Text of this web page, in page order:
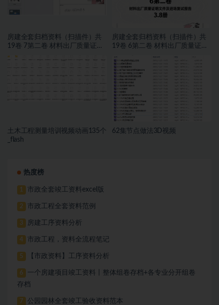
房建全套归档资料（扫描件）共
19卷 7第二卷 材料出厂质量证明
文件及进场复试报告 4.8册
房建全套归档资料（扫描件）共
19卷 6第二卷 材料出厂质量证明
文件及进场复试报告 3.8册
土木工程测量培训视频动画135个
_flash
62集节点做法3D视频
热度榜
1 市政全套竣工资料excel版
2 市政工程全套资料范例
3 房建工序资料分析
4 市政工程，资料全流程笔记
5 【市政资料】工序资料分析
6
一个房建项目竣工资料丨整体组卷存档+各专业分开组卷
存档
7 公园园林全套竣工验收资料范本